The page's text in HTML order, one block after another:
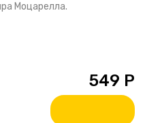
Моцарелла.
549 Р